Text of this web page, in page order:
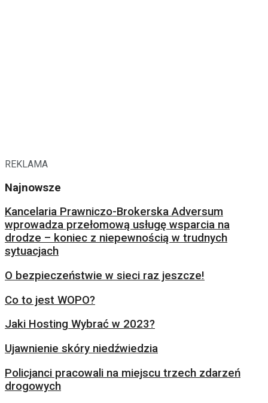
REKLAMA
Najnowsze
Kancelaria Prawniczo-Brokerska Adversum
wprowadza przełomową usługę wsparcia na
drodze – koniec z niepewnością w trudnych
sytuacjach
O bezpieczeństwie w sieci raz jeszcze!
Co to jest WOPO?
Jaki Hosting Wybrać w 2023?
Ujawnienie skóry niedźwiedzia
Policjanci pracowali na miejscu trzech zdarzeń
drogowych